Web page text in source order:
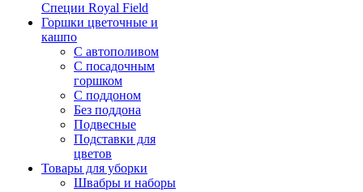
Специи Royal Field
Горшки цветочные и
кашпо
С автополивом
С посадочным
горшком
С поддоном
Без поддона
Подвесные
Подставки для
цветов
Товары для уборки
Швабры и наборы